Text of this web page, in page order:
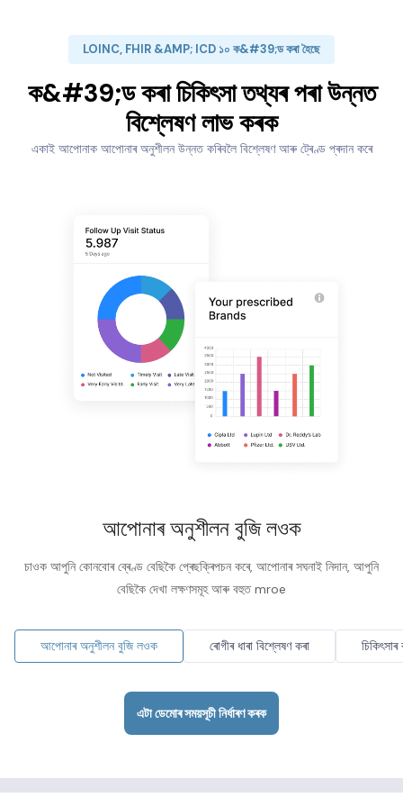
LOINC, FHIR &AMP; ICD ১০ ক&#39;ড কৰা হৈছে
ক&#39;ড কৰা চিকিৎসা তথ্যৰ পৰা উন্নত
বিশ্লেষণ লাভ কৰক
একাই আপোনাক আপোনাৰ অনুশীলন উন্নত কৰিবলৈ বিশ্লেষণ আৰু ট্ৰেণ্ড প্ৰদান কৰে
আপোনাৰ অনুশীলন বুজি লওক
চাওক আপুনি কোনবোৰ ব্ৰেণ্ড বেছিকৈ প্ৰেছক্ৰিপচন কৰে, আপোনাৰ সঘনাই নিদান, আপুনি
বেছিকৈ দেখা লক্ষণসমূহ আৰু বহুত mroe
আপোনাৰ অনুশীলন বুজি লওক ৰোগীৰ ধাৰা বিশ্লেষণ কৰা চিকিৎসাৰ
এটা ডেমোৰ সময়সূচী নিৰ্ধাৰণ কৰক